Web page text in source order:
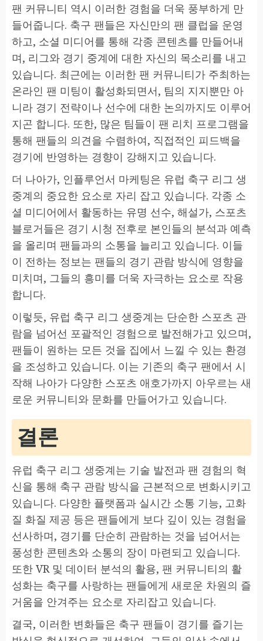
팬 커뮤니티 역시 이러한 경험을 더욱 풍부하게 만
들어줍니다. 축구 팬들은 자신만의 팬 클럽을 운영
하고, 소셜 미디어를 통해 각종 콘텐츠를 만들어내
며, 리그와 경기 중계에 대한 자신의 목소리를 내고
있습니다. 최근에는 이러한 팬 커뮤니티가 주최하는
온라인 팬 미팅이 활성화되면서, 팀의 지지뿐만 아
니라 경기 전략이나 선수에 대한 논의까지도 이루어
지곤 합니다. 또한, 많은 팀들이 팬 리치 프로그램을
통해 팬들의 의견을 수렴하여, 직접적인 피드백을
경기에 반영하는 경향이 강해지고 있습니다.
더 나아가, 인플루언서 마케팅은 유럽 축구 리그 생
중계의 중요한 요소로 자리 잡고 있습니다. 각종 소
셜 미디어에서 활동하는 유명 선수, 해설가, 스포츠
블로거들은 경기 시청 전후로 본인들의 분석과 예측
을 올리며 팬들과의 소통을 늘리고 있습니다. 이들
이 전하는 정보는 팬들의 경기 관람 방식에 영향을
미치며, 그들의 흥미를 더욱 자극하는 요소로 작용
합니다.
이렇듯, 유럽 축구 리그 생중계는 단순한 스포츠 관
람을 넘어선 포괄적인 경험으로 발전해가고 있으며,
팬들이 원하는 모든 것을 집에서 느낄 수 있는 환경
을 조성하고 있습니다. 이는 기존의 축구 팬에서 시
작해 나아가 다양한 스포츠 애호가까지 아우르는 새
로운 커뮤니티와 문화를 만들어가고 있습니다.
결론
유럽 축구 리그 생중계는 기술 발전과 팬 경험의 혁
신을 통해 축구 관람 방식을 근본적으로 변화시키고
있습니다. 다양한 플랫폼과 실시간 소통 기능, 고화
질 화질 제공 등은 팬들에게 보다 깊이 있는 경험을
선사하며, 경기를 단순히 관람하는 것을 넘어서는
풍성한 콘텐츠와 소통의 장이 마련되고 있습니다.
또한 VR 및 데이터 분석의 활용, 팬 커뮤니티의 활
성화는 축구를 사랑하는 팬들에게 새로운 차원의 즐
거움을 안겨주는 요소로 자리잡고 있습니다.
결국, 이러한 변화들은 축구 팬들이 경기를 즐기는